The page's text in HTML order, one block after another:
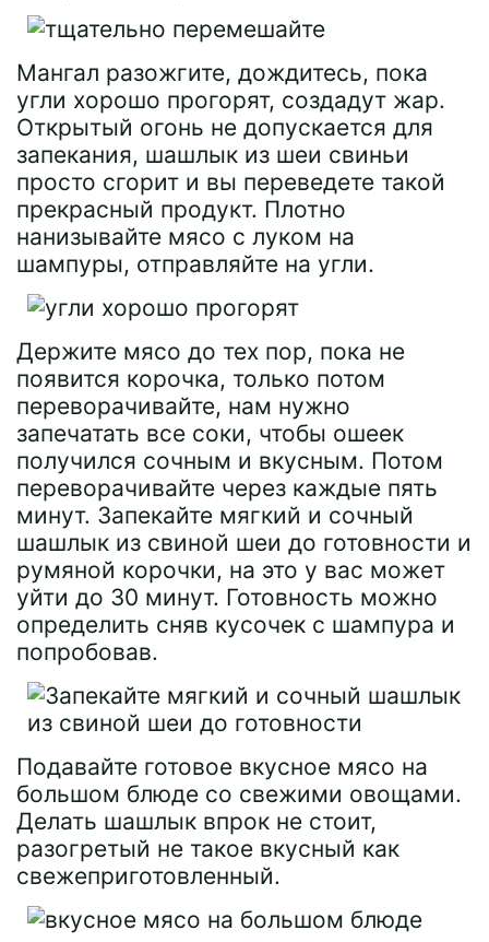
Мангал разожгите, дождитесь, пока
угли хорошо прогорят, создадут жар.
Открытый огонь не допускается для
запекания, шашлык из шеи свиньи
просто сгорит и вы переведете такой
прекрасный продукт. Плотно
нанизывайте мясо с луком на
шампуры, отправляйте на угли.
Держите мясо до тех пор, пока не
появится корочка, только потом
переворачивайте, нам нужно
запечатать все соки, чтобы ошеек
получился сочным и вкусным. Потом
переворачивайте через каждые пять
минут. Запекайте мягкий и сочный
шашлык из свиной шеи до готовности и
румяной корочки, на это у вас может
уйти до 30 минут. Готовность можно
определить сняв кусочек с шампура и
попробовав.
Подавайте готовое вкусное мясо на
большом блюде со свежими овощами.
Делать шашлык впрок не стоит,
разогретый не такое вкусный как
свежеприготовленный.